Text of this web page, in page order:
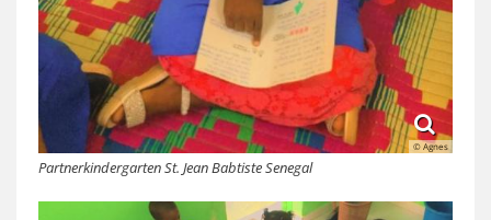
© Agnes
Partnerkindergarten St. Jean Babtiste Senegal